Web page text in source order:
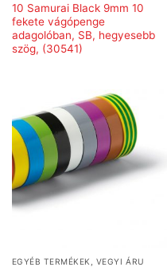
10 Samurai Black 9mm 10
fekete vágópenge
adagolóban, SB, hegyesebb
szög, (30541)
EGYÉB TERMÉKEK, VEGYI ÁRU